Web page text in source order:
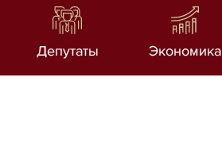
Депутаты Экономика